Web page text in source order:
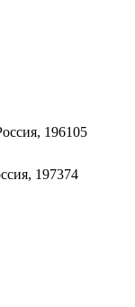
196105
197374